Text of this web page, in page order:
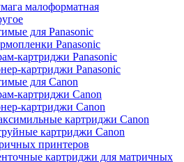
малоформатная
для Panasonic
Panasonic
картриджи Panasonic
картриджи Panasonic
для Canon
картриджи Canon
картриджи Canon
картриджи Canon
картриджи Canon
принтеров
картриджи для матричных